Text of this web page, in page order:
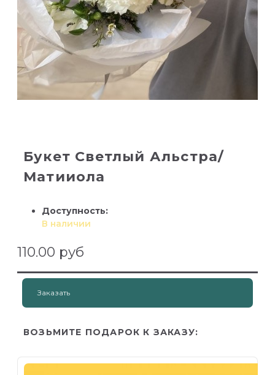
Букет Светлый Альстра/
Матииола
110.00 руб
Доступность:
В наличии
Заказать
ВОЗЬМИТЕ ПОДАРОК К ЗАКАЗУ: